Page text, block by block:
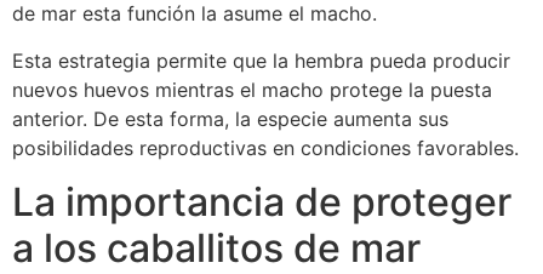
de mar esta función la asume el macho.
Esta estrategia permite que la hembra pueda producir
nuevos huevos mientras el macho protege la puesta
anterior. De esta forma, la especie aumenta sus
posibilidades reproductivas en condiciones favorables.
La importancia de proteger
a los caballitos de mar